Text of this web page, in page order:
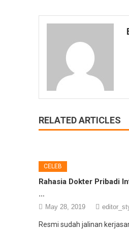
RELATED ARTICLES
CELEB
Rahasia Dokter Pribadi
…
May 28, 2019
Resmi sudah jalinan